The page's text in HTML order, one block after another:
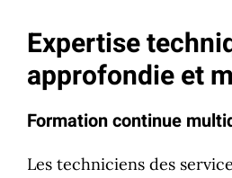
Expertise
approfondie et
Formation continue
Les techniciens des